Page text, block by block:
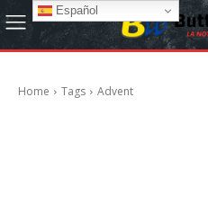
Home Tags Advent
Español